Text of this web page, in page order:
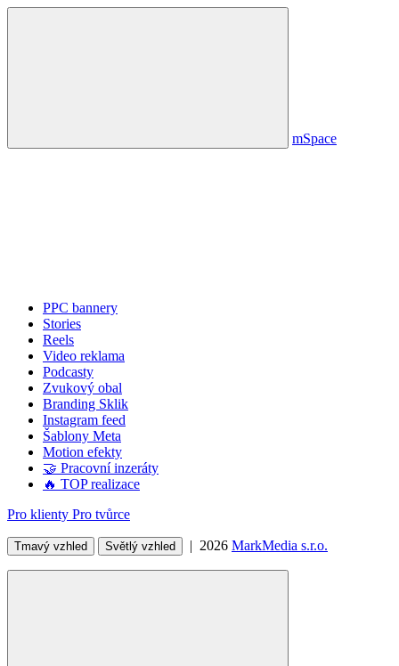
mSpace
PPC bannery
Stories
Reels
Video reklama
Podcasty
Zvukový obal
Branding Sklik
Instagram feed
Šablony Meta
Motion efekty
🤝 Pracovní inzeráty
🔥 TOP realizace
Pro klienty Pro tvůrce
Tmavý vzhled Světlý vzhled | 2026 MarkMedia s.r.o.